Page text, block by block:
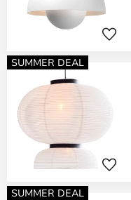
SUMMER DEAL
SUMMER DEAL